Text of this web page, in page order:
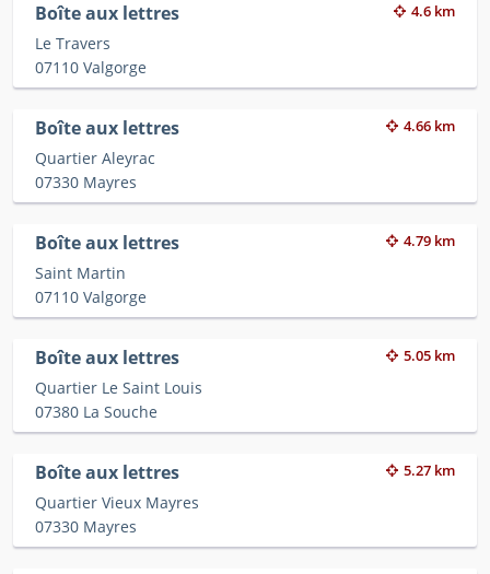
Boîte aux lettres 4.6 km
Le Travers
07110 Valgorge
Boîte aux lettres 4.66 km
Quartier Aleyrac
07330 Mayres
Boîte aux lettres 4.79 km
Saint Martin
07110 Valgorge
Boîte aux lettres 5.05 km
Quartier Le Saint Louis
07380 La Souche
Boîte aux lettres 5.27 km
Quartier Vieux Mayres
07330 Mayres